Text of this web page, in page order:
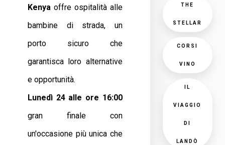
Kenya offre ospitalità alle
bambine di strada, un
porto sicuro che
garantisca loro alternative
e opportunità.
Lunedì 24 alle ore 16:00
gran finale con
un'occasione più unica che
THE
STELLAR
CORSI
VINO
IL
VIAGGIO
DI
LANDÒ